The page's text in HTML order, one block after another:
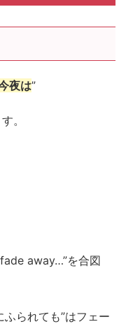
夜は”
。
away…”を合図
られても”はフェー